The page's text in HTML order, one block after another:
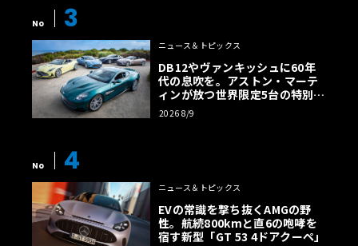
No 3
ニュース＆トピックス
DB12やヴァンキッシュに60年
代の息吹を。アストン・マーテ
ィンが放つ世界限定5台の特別コ
レクション
2026 8/9
No 4
ニュース＆トピックス
EVの常識を撃ち抜くAMGの野
性。航続800kmと直6の咆哮を
宿す新型「GT 53 4ドアクーペ」